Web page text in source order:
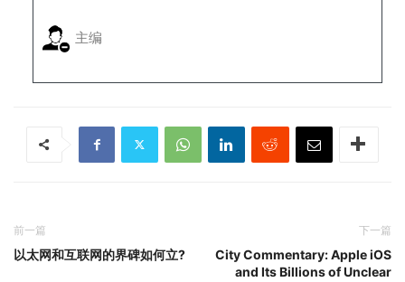
主编
前一篇
以太网和互联网的界碑如何立?
下一篇
City Commentary: Apple iOS
and Its Billions of Unclear